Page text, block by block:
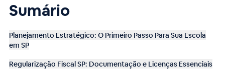
Sumário
Planejamento Estratégico: O Primeiro Passo Para Sua Escola
em SP
Regularização Fiscal SP: Documentação e Licenças Essenciais